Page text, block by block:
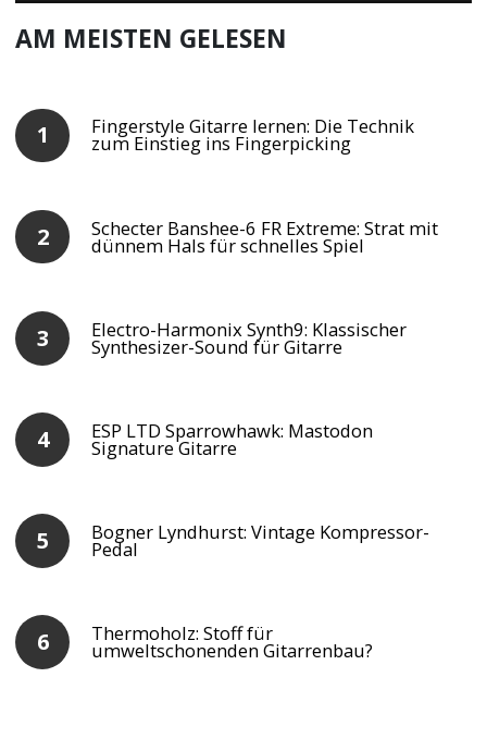
AM MEISTEN GELESEN
Fingerstyle Gitarre lernen: Die Technik
zum Einstieg ins Fingerpicking
Schecter Banshee-6 FR Extreme: Strat mit
dünnem Hals für schnelles Spiel
Electro-Harmonix Synth9: Klassischer
Synthesizer-Sound für Gitarre
ESP LTD Sparrowhawk: Mastodon
Signature Gitarre
Bogner Lyndhurst: Vintage Kompressor-
Pedal
Thermoholz: Stoff für
umweltschonenden Gitarrenbau?